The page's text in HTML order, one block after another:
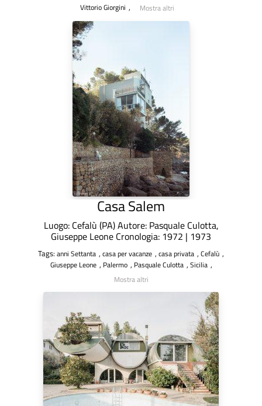
Vittorio Giorgini , Mostra altri
Casa Salem
Luogo: Cefalù (PA) Autore: Pasquale Culotta,
Giuseppe Leone Cronologia: 1972 | 1973
Tags: anni Settanta , casa per vacanze , casa privata , Cefalù ,
Giuseppe Leone , Palermo , Pasquale Culotta , Sicilia ,
Mostra altri